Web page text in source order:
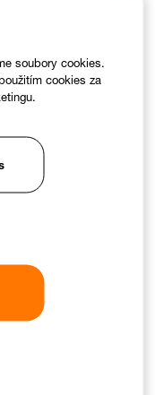
soubory cookies.
cookies za